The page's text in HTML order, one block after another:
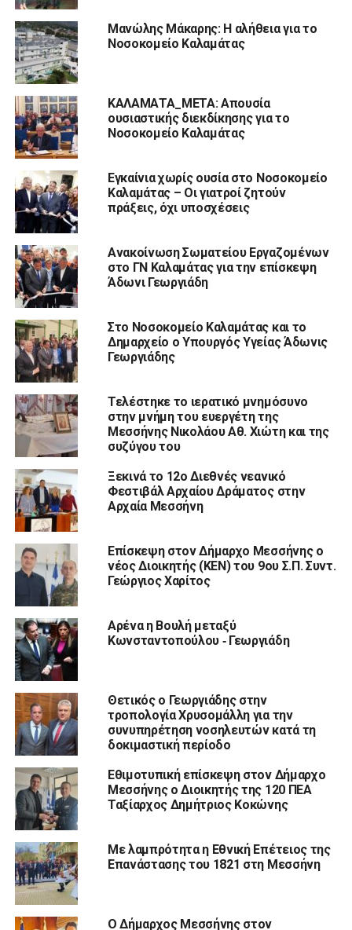
Μανώλης Μάκαρης: Η αλήθεια για το
Νοσοκομείο Καλαμάτας
ΚΑΛΑΜΑΤΑ_ΜΕΤΑ: Απουσία
ουσιαστικής διεκδίκησης για το
Νοσοκομείο Καλαμάτας
Εγκαίνια χωρίς ουσία στο Νοσοκομείο
Καλαμάτας – Οι γιατροί ζητούν
πράξεις, όχι υποσχέσεις
Ανακοίνωση Σωματείου Εργαζομένων
στο ΓΝ Καλαμάτας για την επίσκεψη
Άδωνι Γεωργιάδη
Στο Νοσοκομείο Καλαμάτας και το
Δημαρχείο ο Υπουργός Υγείας Άδωνις
Γεωργιάδης
Τελέστηκε το ιερατικό μνημόσυνο
στην μνήμη του ευεργέτη της
Μεσσήνης Νικολάου Αθ. Χιώτη και της
συζύγου του
Ξεκινά το 12ο Διεθνές νεανικό
Φεστιβάλ Αρχαίου Δράματος στην
Αρχαία Μεσσήνη
Επίσκεψη στον Δήμαρχο Μεσσήνης ο
νέος Διοικητής (ΚΕΝ) του 9ου Σ.Π. Συντ.
Γεώργιος Χαρίτος
Αρένα η Βουλή μεταξύ
Κωνσταντοπούλου ‑ Γεωργιάδη
Θετικός ο Γεωργιάδης στην
τροπολογία Χρυσομάλλη για την
συνυπηρέτηση νοσηλευτών κατά τη
δοκιμαστική περίοδο
Εθιμοτυπική επίσκεψη στον Δήμαρχο
Μεσσήνης ο Διοικητής της 120 ΠΕΑ
Ταξίαρχος Δημήτριος Κοκώνης
Με λαμπρότητα η Εθνική Επέτειος της
Επανάστασης του 1821 στη Μεσσήνη
Ο Δήμαρχος Μεσσήνης στον